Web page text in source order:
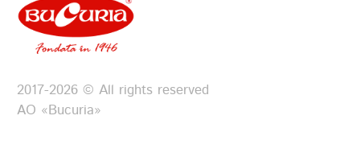
2017-2026 © All rights reserved
АО «Bucuria»